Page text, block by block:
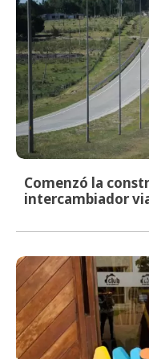
Comenzó la
intercambiador